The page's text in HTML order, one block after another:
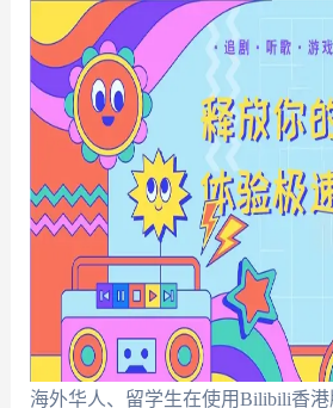
海外华人、留学生在使用Bilibili香